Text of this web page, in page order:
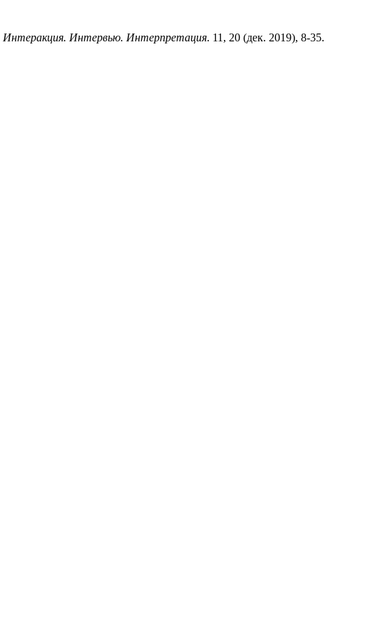
Интеракция. Интервью. Интерпретация. 11, 20 (дек. 2019), 8-35.